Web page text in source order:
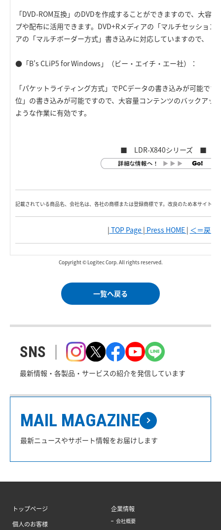
「DVD-ROM互換」のDVDを作成することができますので、大容
プや配布に活用できます。DVD+Rメディアの「マルチセッション
アの「マルチボーダー方式」書き込みに対応していますので、「
●「B's CLiP5 for Windows」（ビー・エイチ・エー社）：
「パケットライティング方式」でPCデータの書き込みが可能で
位」の書き込みが可能ですので、大容量コンテンツのバックアッ
ような作業に有効です。
■ LDR-X840シリーズ ■
記載されている商品名、会社名は、各社の商標または登録商標です。改良のため本サイト内
| TOP Page | Press HOME | ＜＝戻る
Copyright © Logitec Corp. All rights reserved.
一覧へ戻る
SNS
最新情報・各製品・サービスの紹介を発信しています
MAIL MAGAZINE
最新ニュースやサポート情報をお届けします
トップページ
個人のお客様
企業情報
会社概要